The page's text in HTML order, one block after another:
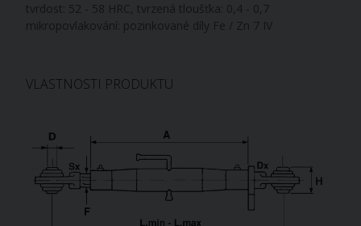
tvrdost: 52 - 58 HRC, tvrzená tloušťka: 0,4 - 0,7
mikropovlakování: pozinkované díly Fe / Zn 7 IV
VLASTNOSTI PRODUKTU